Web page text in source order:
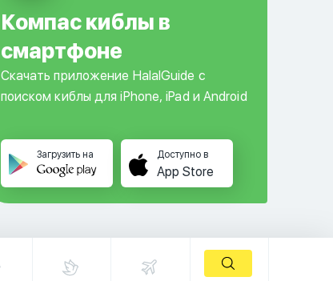
Компас киблы в
смартфоне
Скачать приложение HalalGuide с
поиском киблы для iPhone, iPad и Android
Загрузить на Доступно в
App Store